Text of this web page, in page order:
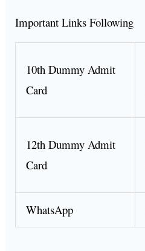
Important Links Following
10th Dummy Admit
Card
12th Dummy Admit
Card
WhatsApp